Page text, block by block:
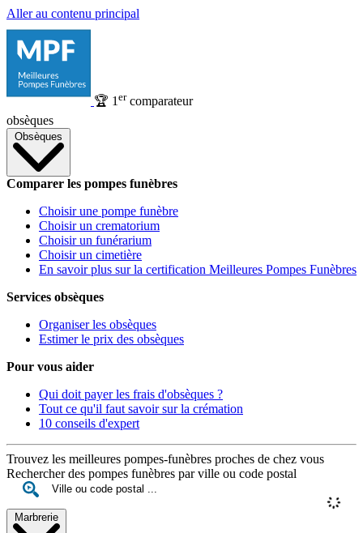
Aller au contenu principal
🏆 1 ercomparateur
obsèques
Obsèques
Comparer les pompes funèbres
Choisir une pompe funèbre
Choisir un crematorium
Choisir un funérarium
Choisir un cimetière
En savoir plus sur la certification Meilleures Pompes Funèbres
Services obsèques
Organiser les obsèques
Estimer le prix des obsèques
Pour vous aider
Qui doit payer les frais d'obsèques ?
Tout ce qu'il faut savoir sur la crémation
10 conseils d'expert
Trouvez les meilleures pompes-funèbres proches de chez vous
Rechercher des pompes funèbres par ville ou code postal
Marbrerie